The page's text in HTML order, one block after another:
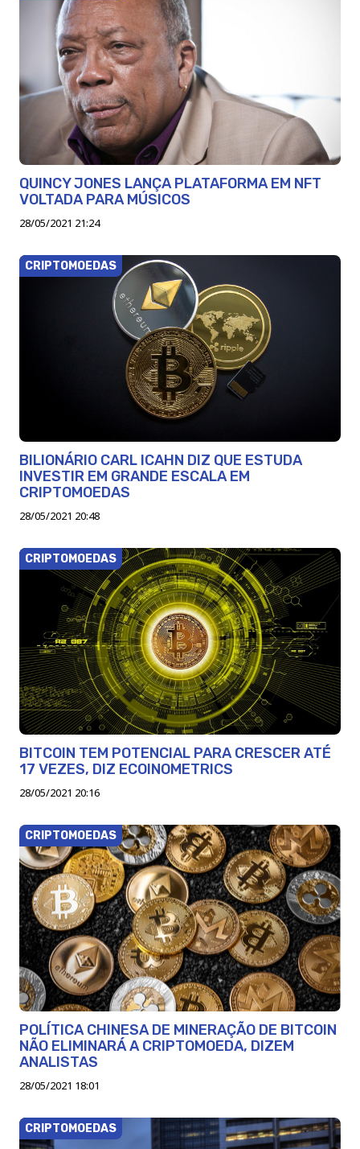
QUINCY JONES LANÇA PLATAFORMA EM NFT
VOLTADA PARA MÚSICOS
28/05/2021 21:24
CRIPTOMOEDAS
BILIONÁRIO CARL ICAHN DIZ QUE ESTUDA
INVESTIR EM GRANDE ESCALA EM
CRIPTOMOEDAS
28/05/2021 20:48
CRIPTOMOEDAS
BITCOIN TEM POTENCIAL PARA CRESCER ATÉ
17 VEZES, DIZ ECOINOMETRICS
28/05/2021 20:16
CRIPTOMOEDAS
POLÍTICA CHINESA DE MINERAÇÃO DE BITCOIN
NÃO ELIMINARÁ A CRIPTOMOEDA, DIZEM
ANALISTAS
28/05/2021 18:01
CRIPTOMOEDAS